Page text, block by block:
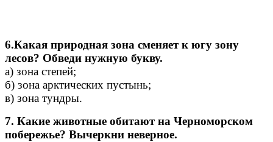
6.Какая природная зона сменяет к югу зону
лесов? Обведи нужную букву.
а) зона степей;
б) зона арктических пустынь;
в) зона тундры.
7. Какие животные обитают на Черноморском
побережье? Вычеркни неверное.